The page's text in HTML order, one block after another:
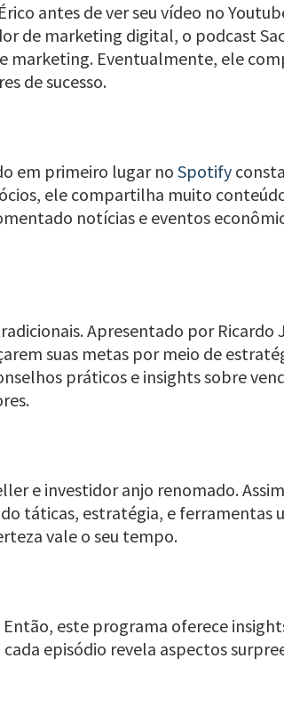
antes de ver seu vídeo no
de marketing digital, o podcast
marketing. Eventualmente, ele
de sucesso.
em primeiro lugar noSpotify
ele compartilha muito
notícias e eventos
Apresentado por
suas metas por meio de
práticos e insights sobre
e investidor anjo renomado.
táticas, estratégia, e ferramentas
vale o seu tempo.
este programa oferece
episódio revela aspectos